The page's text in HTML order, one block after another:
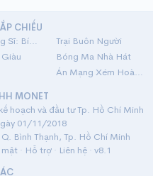
CHIẾU
Hộ Linh Tráng Sĩ: Bí Ẩn Mộ Vua Đinh
Trại Buôn Người
Bóng Ma Nhà Hát
Án Mạng Xém Hoàn Hảo
MONET
hoạch và đầu tư Tp. Hồ Chí Minh
01/11/2018
Bình Thạnh, Tp. Hồ Chí Minh
mật · Hỗ trợ · Liên hệ · v8.1